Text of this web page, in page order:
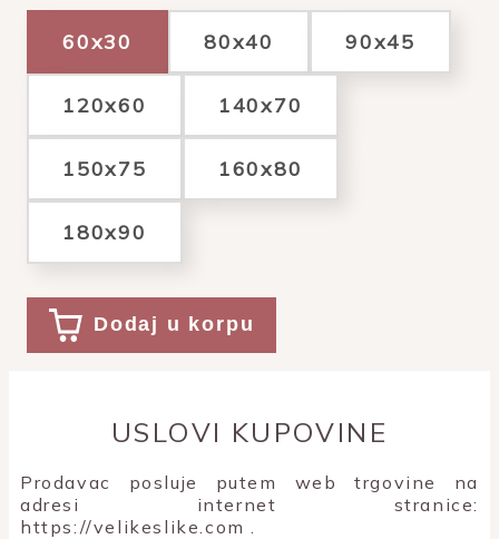
60x30 80x40 90x45
120x60 140x70
150x75 160x80
180x90
Dodaj u korpu
USLOVI KUPOVINE
Prodavac posluje putem web trgovine na
adresi internet stranice:
https://velikeslike.com